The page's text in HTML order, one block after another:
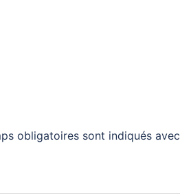
obligatoires sont indiqués avec